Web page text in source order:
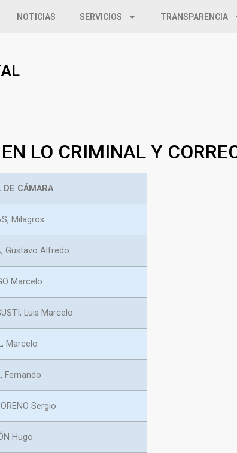
NOTICIAS SERVICIOS TRANSPARENCIA
LO CRIMINAL Y
DE CÁMARA
Milagros
Gustavo Alfredo
Marcelo
Luis Marcelo
Marcelo
Fernando
Sergio
Hugo